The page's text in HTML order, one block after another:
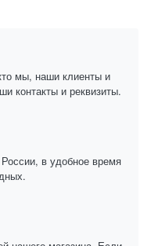
мы, наши клиенты и
контакты и реквизиты.
в удобное время